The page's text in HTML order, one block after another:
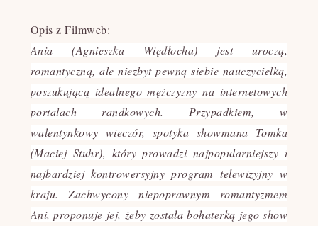
Opis z Filmweb:
Ania (Agnieszka Więdłocha) jest uroczą,
romantyczną, ale niezbyt pewną siebie nauczycielką,
poszukującą idealnego mężczyzny na internetowych
portalach randkowych. Przypadkiem, w
walentynkowy wieczór, spotyka showmana Tomka
(Maciej Stuhr), który prowadzi najpopularniejszy i
najbardziej kontrowersyjny program telewizyjny w
kraju. Zachwycony niepoprawnym romantyzmem
Ani, proponuje jej, żeby została bohaterką jego show